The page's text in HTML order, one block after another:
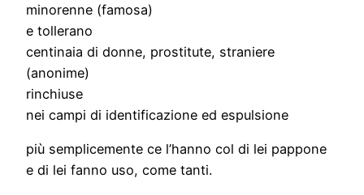
minorenne (famosa)
e tollerano
centinaia di donne, prostitute, straniere
(anonime)
rinchiuse
nei campi di identificazione ed espulsione
più semplicemente ce l’hanno col di lei pappone
e di lei fanno uso, come tanti.